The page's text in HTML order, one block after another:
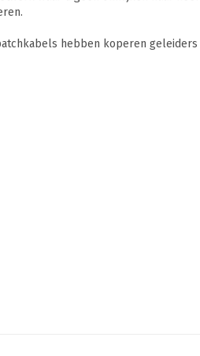
hebben koperen